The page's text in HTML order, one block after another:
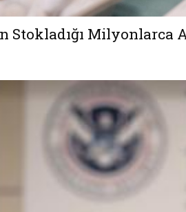
Stokladığı Milyonlarca